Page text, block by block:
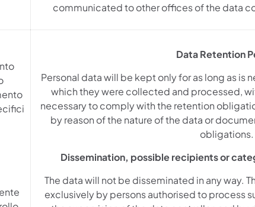
communicated to other offices of the data
Data Retention
Personal data will be kept only for as long as is
which they were collected and processed,
necessary to comply with the retention
by reason of the nature of the data or
obligations.
Dissemination, possible recipients or
The data will not be disseminated in any way.
exclusively by persons authorised to process